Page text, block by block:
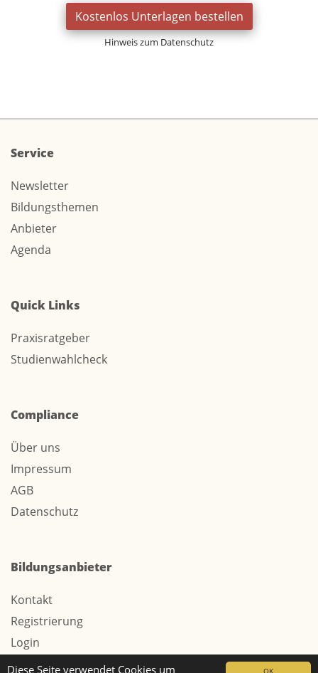
OK
Diese Seite verwendet Cookies um
Kostenlos Unterlagen bestellen
Hinweis zum Datenschutz
Service
Newsletter
Bildungsthemen
Anbieter
Agenda
Quick Links
Praxisratgeber
Studienwahlcheck
Compliance
Über uns
Impressum
AGB
Datenschutz
Bildungsanbieter
Kontakt
Registrierung
Login
Werbung / Tarife